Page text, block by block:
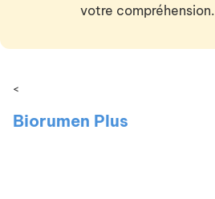
votre compréhension.
<
Biorumen Plus